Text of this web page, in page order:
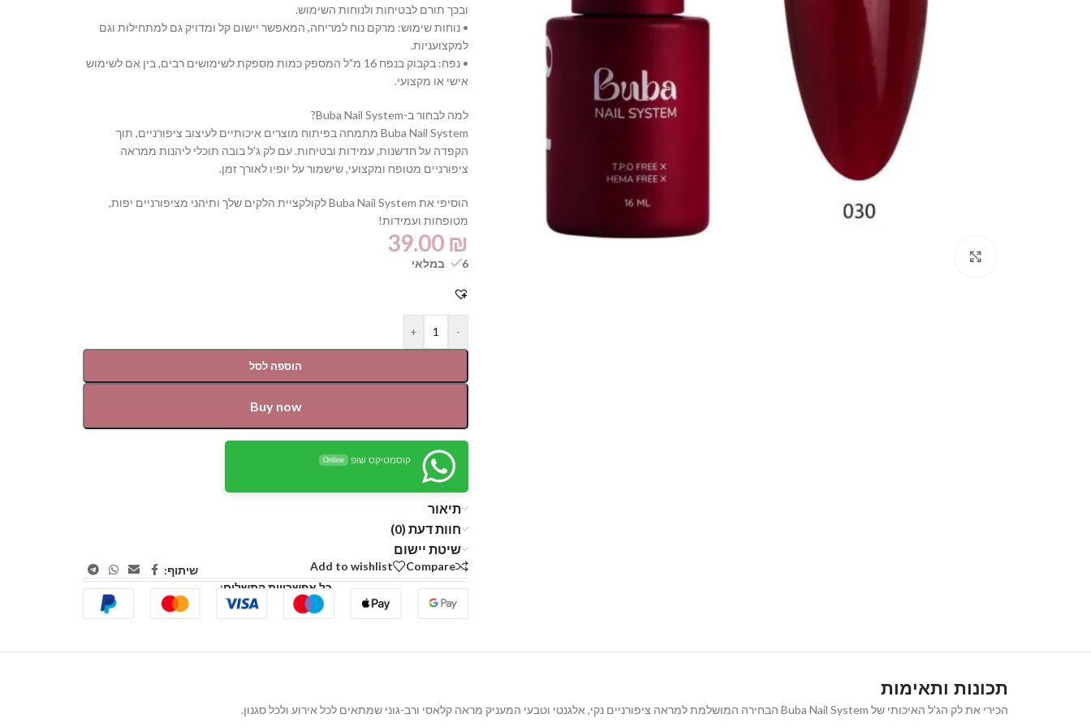
ובכך תורם לבטיחות ולנוחות השימוש.
• נוחות שימוש: מרקם נוח למריחה, המאפשר יישום קל ומדויק גם למתחילות וגם
למקצועניות.
• נפח: בקבוק בנפח 16 מ"ל המספק כמות מספקת לשימושים רבים, בין אם לשימוש
אישי או מקצועי.
למה לבחור ב-Buba Nail System?
Buba Nail System מתמחה בפיתוח מוצרים איכותיים לעיצוב ציפורניים, תוך
הקפדה על חדשנות, עמידות ובטיחות. עם לק ג'ל בובה תוכלי ליהנות ממראה
ציפורניים מטופח ומקצועי, שישמור על יופיו לאורך זמן.
הוסיפי את Buba Nail System לקולקציית הלקים שלך ותיהני מציפורניים יפות,
מטופחות ועמידות!
39.00 ₪
6 במלאי
-
+
הוספה לסל
Buy now
קוסמטיקס שופ Online
תיאור
חוות דעת (0)
שיטת יישום
Compare
Add to wishlist
שיתוף:
כל אפשרויות התשלום:
תכונות ותאימות
הכירי את לק הג'ל האיכותי של Buba Nail System הבחירה המושלמת למראה ציפורניים נקי, אלגנטי וטבעי המעניק מראה קלאסי ורב-גוני שמתאים לכל אירוע ולכל סגנון.